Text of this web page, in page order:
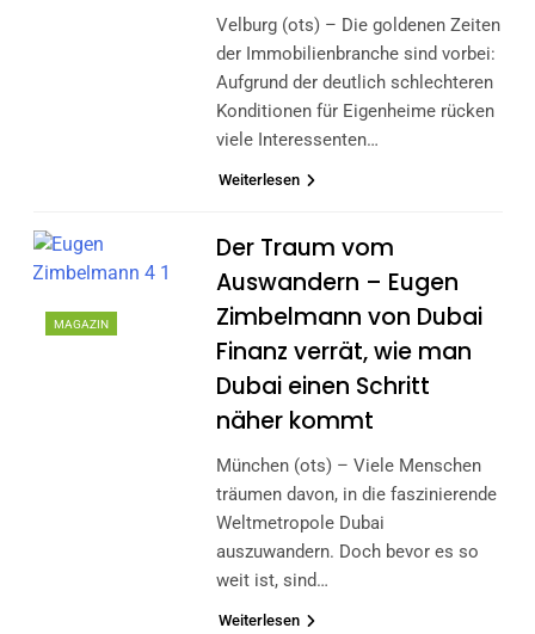
Velburg (ots) – Die goldenen Zeiten
der Immobilienbranche sind vorbei:
Aufgrund der deutlich schlechteren
Konditionen für Eigenheime rücken
viele Interessenten…
Weiterlesen
MAGAZIN
Der Traum vom
Auswandern – Eugen
Zimbelmann von Dubai
Finanz verrät, wie man
Dubai einen Schritt
näher kommt
München (ots) – Viele Menschen
träumen davon, in die faszinierende
Weltmetropole Dubai
auszuwandern. Doch bevor es so
weit ist, sind…
Weiterlesen